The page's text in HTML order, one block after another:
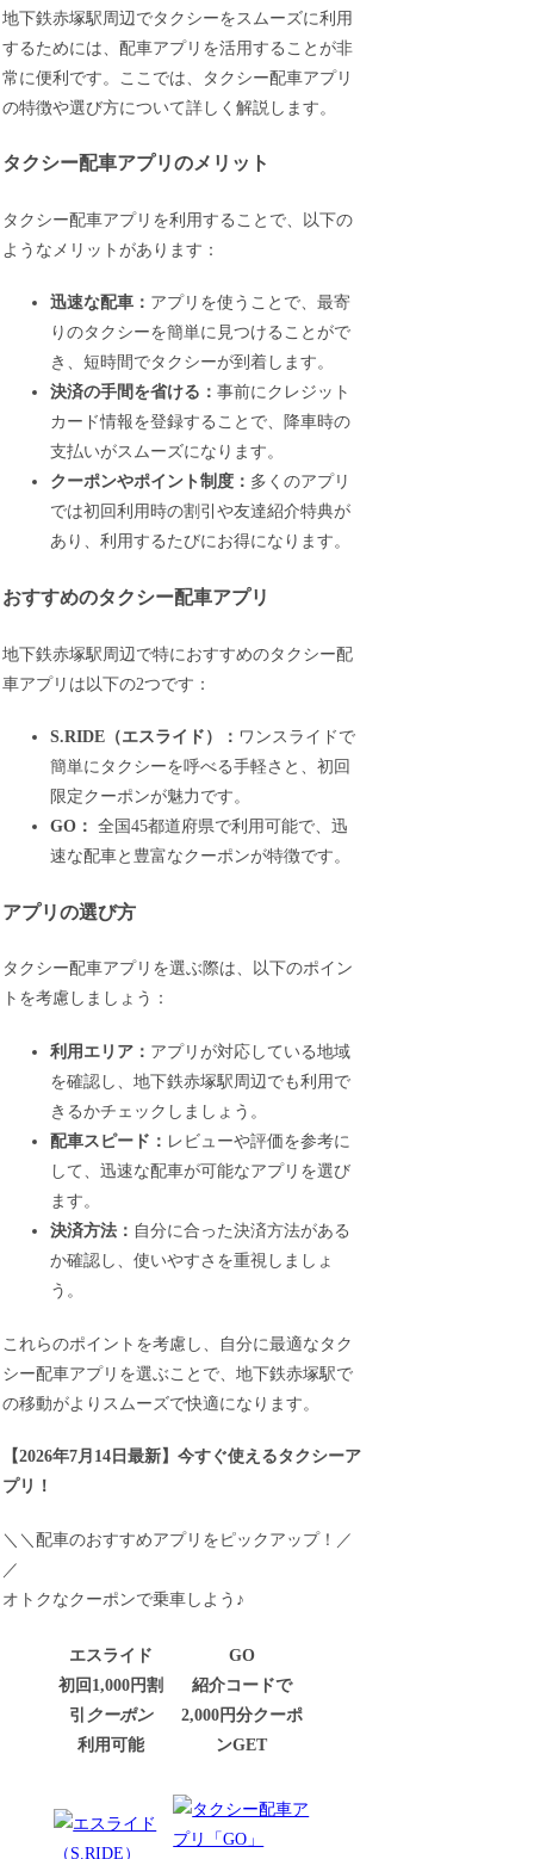
地下鉄赤塚駅周辺でタクシーをスムーズに利用
するためには、配車アプリを活用することが非
常に便利です。ここでは、タクシー配車アプリ
の特徴や選び方について詳しく解説します。
タクシー配車アプリのメリット
タクシー配車アプリを利用することで、以下の
ようなメリットがあります：
迅速な配車： アプリを使うことで、最寄
りのタクシーを簡単に見つけることがで
き、短時間でタクシーが到着します。
決済の手間を省ける：事前にクレジット
カード情報を登録することで、降車時の
支払いがスムーズになります。
クーポンやポイント制度： 多くのアプリ
では初回利用時の割引や友達紹介特典が
あり、利用するたびにお得になります。
おすすめのタクシー配車アプリ
地下鉄赤塚駅周辺で特におすすめのタクシー配
車アプリは以下の2つです：
S.RIDE（エスライド）： ワンスライドで
簡単にタクシーを呼べる手軽さと、初回
限定クーポンが魅力です。
GO：全国45都道府県で利用可能で、迅
速な配車と豊富なクーポンが特徴です。
アプリの選び方
タクシー配車アプリを選ぶ際は、以下のポイン
トを考慮しましょう：
利用エリア： アプリが対応している地域
を確認し、地下鉄赤塚駅周辺でも利用で
きるかチェックしましょう。
配車スピード： レビューや評価を参考に
して、迅速な配車が可能なアプリを選び
ます。
決済方法： 自分に合った決済方法がある
か確認し、使いやすさを重視しましょ
う。
これらのポイントを考慮し、自分に最適なタク
シー配車アプリを選ぶことで、地下鉄赤塚駅で
の移動がよりスムーズで快適になります。
【2026年7月14日最新】今すぐ使えるタクシーア
プリ！
＼＼配車のおすすめアプリをピックアップ！／
／
オトクなクーポンで乗車しよう♪
エスライド
初回1,000円割
引 クーポン
利用可能
GO
紹介コードで
2,000円分クーポ
ンGET